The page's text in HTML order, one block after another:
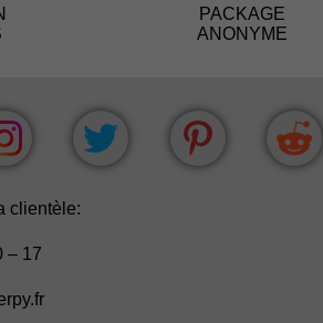
PACKAGE
ANONYME
clientèle:
– 17